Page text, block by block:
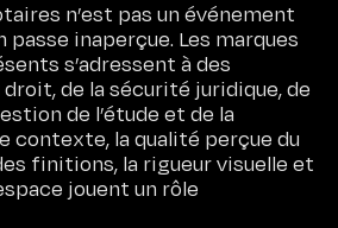
n’est pas un événement
passe inaperçue. Les marques
s’adressent à des
de la sécurité juridique, de
de l’étude et de la
contexte, la qualité perçue du
finitions, la rigueur visuelle et
jouent un rôle